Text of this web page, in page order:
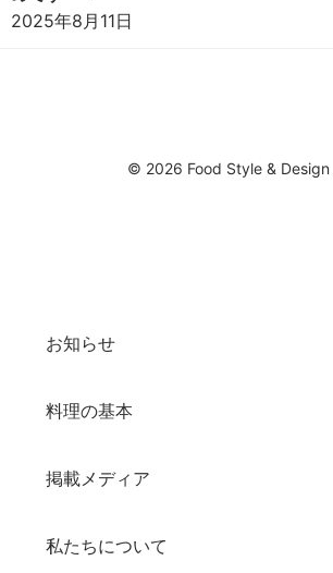
2025年8月11日
© 2026 Food Style & Design
お知らせ
料理の基本
掲載メディア
私たちについて